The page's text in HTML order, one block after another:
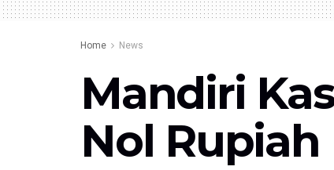
Home News
Mandiri
Nol Rupiah